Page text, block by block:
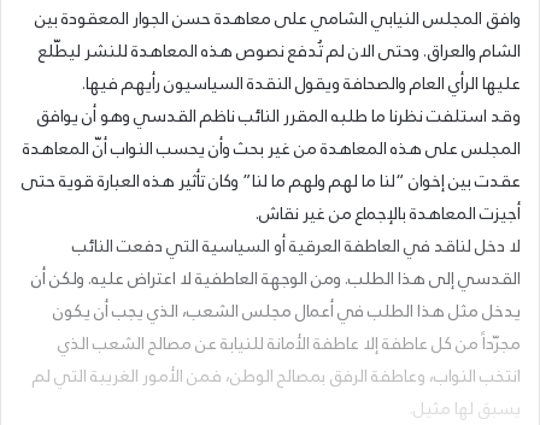
وافق المجلس النيابي الشامي على معاهدة حسن الجوار المعقودة بين
الشام والعراق. وحتى الان لم تُدفع نصوص هذه المعاهدة للنشر ليطّلع
عليها الرأي العام والصحافة ويقول النقدة السياسيون رأيهم فيها.
وقد استلفت نظرنا ما طلبه المقرر النائب ناظم القدسي وهو أن يوافق
المجلس على هذه المعاهدة من غير بحث وأن يحسب النواب أنّ المعاهدة
عقدت بين إخوان “لنا ما لهم ولهم ما لنا” وكان تأثير هذه العبارة قوية حتى
أجيزت المعاهدة بالإجماع من غير نقاش.
لا دخل لناقد في العاطفة العرقية أو السياسية التي دفعت النائب
القدسي إلى هذا الطلب. ومن الوجهة العاطفية لا اعتراض عليه. ولكن أن
يدخل مثل هذا الطلب في أعمال مجلس الشعب، الذي يجب أن يكون
مجرّداً من كل عاطفة إلا عاطفة الأمانة للنيابة عن مصالح الشعب الذي
انتخب النواب، وعاطفة الرفق بمصالح الوطن، فمن الأمور الغريبة التي لم
يسبق لها مثيل.